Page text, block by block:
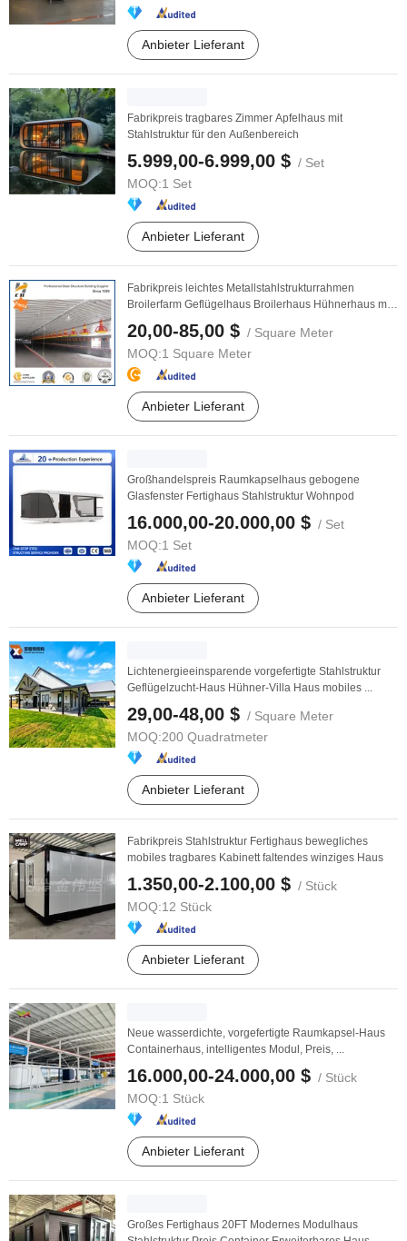
Anbieter Lieferant
Fabrikpreis tragbares Zimmer Apfelhaus mit
Stahlstruktur für den Außenbereich
5.999,00-6.999,00 $ / Set
MOQ:1 Set
Anbieter Lieferant
Fabrikpreis leichtes Metallstahlstrukturrahmen
Broilerfarm Geflügelhaus Broilerhaus Hühnerhaus mit
20,00-85,00 $ / Square Meter
MOQ:1 Square Meter
Anbieter Lieferant
Großhandelspreis Raumkapselhaus gebogene
Glasfenster Fertighaus Stahlstruktur Wohnpod
16.000,00-20.000,00 $ / Set
MOQ:1 Set
Anbieter Lieferant
Lichtenergieeinsparende vorgefertigte Stahlstruktur
Geflügelzucht-Haus Hühner-Villa Haus mobiles ...
29,00-48,00 $ / Square Meter
MOQ:200 Quadratmeter
Anbieter Lieferant
Fabrikpreis Stahlstruktur Fertighaus bewegliches
mobiles tragbares Kabinett faltendes winziges Haus
1.350,00-2.100,00 $ / Stück
MOQ:12 Stück
Anbieter Lieferant
Neue wasserdichte, vorgefertigte Raumkapsel-Haus
Containerhaus, intelligentes Modul, Preis, ...
16.000,00-24.000,00 $ / Stück
MOQ:1 Stück
Anbieter Lieferant
Großes Fertighaus 20FT Modernes Modulhaus